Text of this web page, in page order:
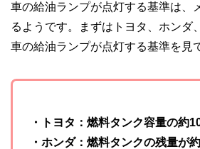
車の給油ランプが点灯する基準は、
るようです。まずはトヨタ、ホンダ
車の給油ランプが点灯する基準を見
・トヨタ：燃料タンク容量の約
・ホンダ：燃料タンクの残量が